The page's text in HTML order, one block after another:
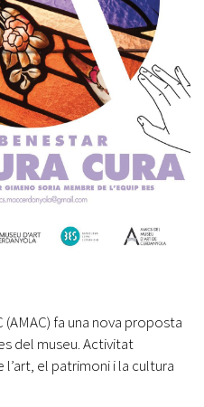
(AMAC) fa una nova proposta
del museu. Activitat
el patrimoni i la cultura